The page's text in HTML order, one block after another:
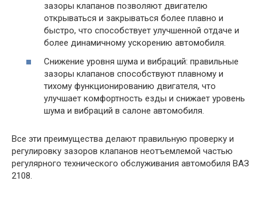
зазоры клапанов позволяют двигателю
открываться и закрываться более плавно и
быстро, что способствует улучшенной отдаче и
более динамичному ускорению автомобиля.
Снижение уровня шума и вибраций: правильные
зазоры клапанов способствуют плавному и
тихому функционированию двигателя, что
улучшает комфортность езды и снижает уровень
шума и вибраций в салоне автомобиля.
Все эти преимущества делают правильную проверку и
регулировку зазоров клапанов неотъемлемой частью
регулярного технического обслуживания автомобиля ВАЗ
2108.